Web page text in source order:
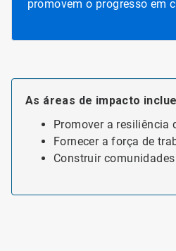
promovem o progresso em
As áreas de impacto
Promover a resiliência
Fornecer a força de
Construir